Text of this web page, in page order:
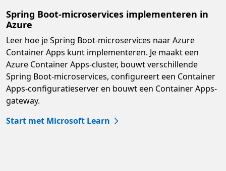
Spring Boot-microservices implementeren in
Azure
Leer hoe je Spring Boot-microservices naar Azure
Container Apps kunt implementeren. Je maakt een
Azure Container Apps-cluster, bouwt verschillende
Spring Boot-microservices, configureert een Container
Apps-configuratieserver en bouwt een Container Apps-
gateway.
Start met Microsoft Learn